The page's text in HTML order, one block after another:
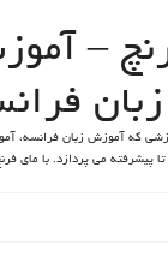
–
زبان
که آموزش زبان فرانسه،
تا پیشرفته می پردازد. با مای